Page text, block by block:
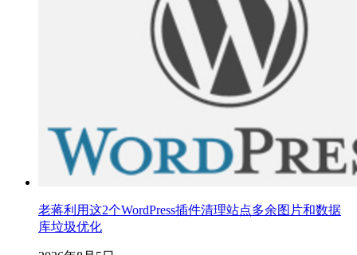
老蒋利用这2个WordPress插件清理站点多余图片和数据
库垃圾优化